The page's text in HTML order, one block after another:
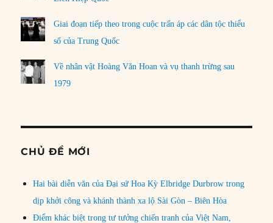
Giai đoạn tiếp theo trong cuộc trấn áp các dân tộc thiểu
số của Trung Quốc
Về nhân vật Hoàng Văn Hoan và vụ thanh trừng sau
1979
CHỦ ĐỀ MỚI
Hai bài diễn văn của Đại sứ Hoa Kỳ Elbridge Durbrow trong
dịp khởi công và khánh thành xa lộ Sài Gòn – Biên Hòa
Điểm khác biệt trong tư tưởng chiến tranh của Việt Nam,